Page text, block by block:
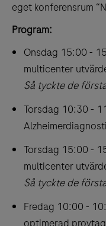
eget konferensrum
Program:
Onsdag 15:00 -
multicenter
Så tyckte de
Torsdag 10:30 -
Torsdag 15:00 -
multicenter
Så tyckte de
Fredag 10:00 -
optimerad